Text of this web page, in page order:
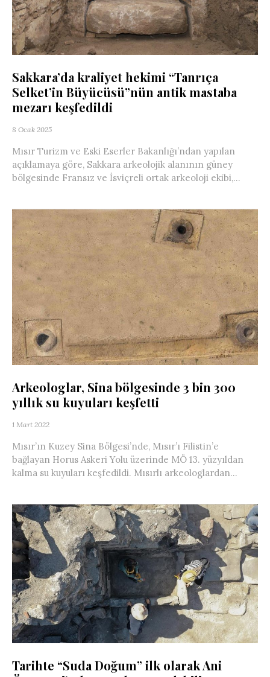
Sakkara’da kraliyet hekimi “Tanrıça
Selket’in Büyücüsü”nün antik mastaba
mezarı keşfedildi
8 Ocak 2025
Mısır Turizm ve Eski Eserler Bakanlığı’ndan yapılan
açıklamaya göre, Sakkara arkeolojik alanının güney
bölgesinde Fransız ve İsviçreli ortak arkeoloji ekibi,...
Arkeologlar, Sina bölgesinde 3 bin 300
yıllık su kuyuları keşfetti
1 Mart 2022
Mısır’ın Kuzey Sina Bölgesi’nde, Mısır’ı Filistin’e
bağlayan Horus Askeri Yolu üzerinde MÖ 13. yüzyıldan
kalma su kuyuları keşfedildi. Mısırlı arkeologlardan...
Tarihte “Suda Doğum” ilk olarak Ani